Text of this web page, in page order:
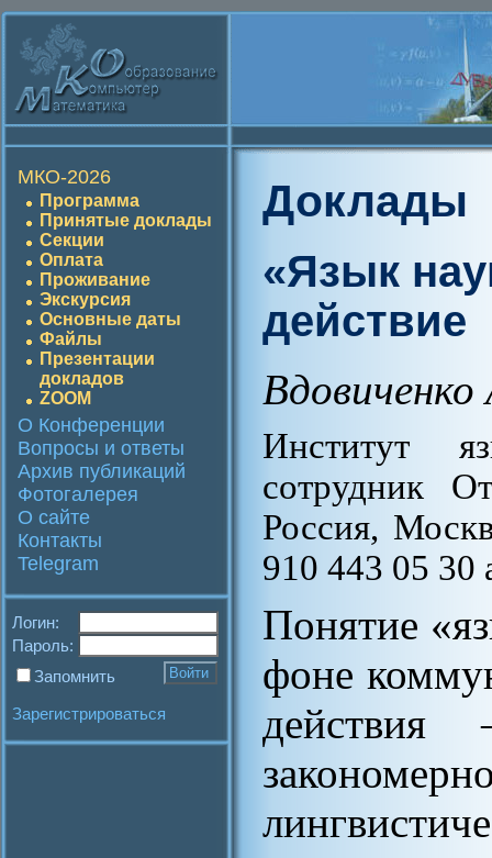
МКО-2026
Программа
Принятые доклады
Секции
Оплата
Проживание
Экскурсия
Основные даты
Файлы
Презентации
докладов
ZOOM
О Конференции
Вопросы и ответы
Архив публикаций
Фотогалерея
О сайте
Контакты
Telegram
Логин:
Пароль:
Запомнить
Зарегистрироваться
Доклады
«Язык
действие
Институт
сотрудник
Россия,
910 443 05 30
Понятие
фоне
действия